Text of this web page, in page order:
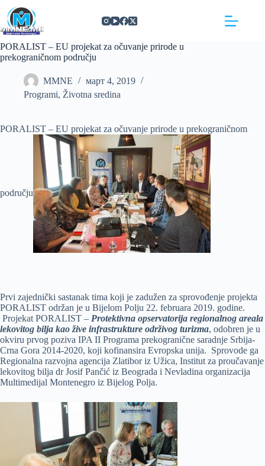
Skip
content
PORALIST – EU projekat za očuvanje prirode u
prekograničnom području
MMNE
март 4, 2019
Programi, Životna sredina
PORALIST – EU projekat za očuvanje prirode u prekograničnom
području
Prvi zajednički sastanak tima koji je zadužen za sprovođenje projekta
PORALIST održan je u Bijelom Polju 22. februara 2019. godine.
Projekat PORALIST – Protektivna opservatorija regionalnog areala
lekovitog bilja kao žive infrastrukture održivog turizma, odobren je u
okviru prvog poziva IPA II Programa prekogranične saradnje Srbija-
Crna Gora 2014-2020, koji kofinansira Evropska unija. Sprovode ga
Regionalna razvojna agencija Zlatibor iz Užica, Institut za proučavanje
lekovitog bilja dr Josif Pančić iz Beograda i Nevladina organizacija
Multimedijal Montenegro iz Bijelog Polja.